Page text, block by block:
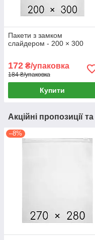
Пакети з замком
слайдером - 200 × 300
172 ₴/упаковка
184 ₴/упаковка
Купити
Акційні пропозиції
–8%